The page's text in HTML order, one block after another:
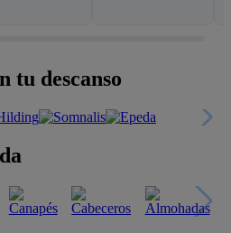
tu descanso